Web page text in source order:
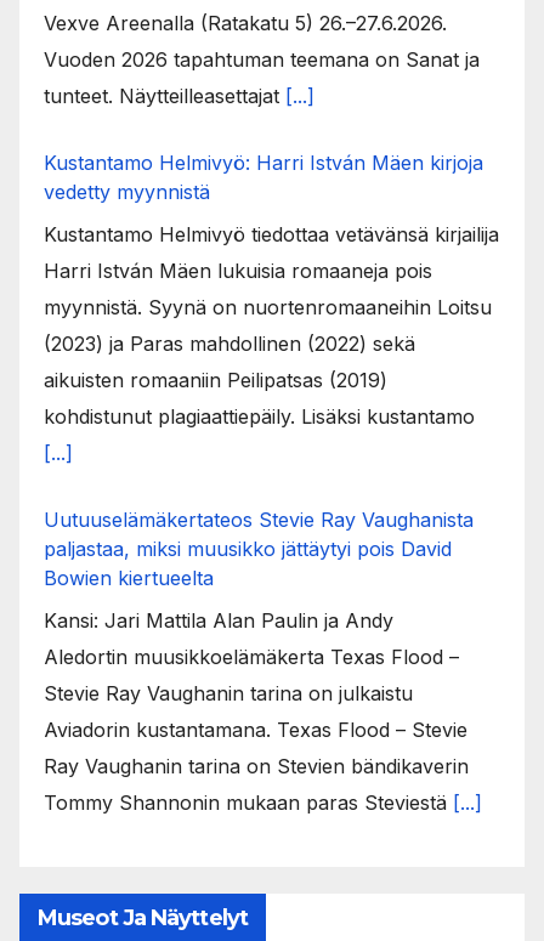
Vexve Areenalla (Ratakatu 5) 26.–27.6.2026.
Vuoden 2026 tapahtuman teemana on Sanat ja
tunteet. Näytteilleasettajat [...]
Kustantamo Helmivyö: Harri István Mäen kirjoja
vedetty myynnistä
Kustantamo Helmivyö tiedottaa vetävänsä kirjailija
Harri István Mäen lukuisia romaaneja pois
myynnistä. Syynä on nuortenromaaneihin Loitsu
(2023) ja Paras mahdollinen (2022) sekä
aikuisten romaaniin Peilipatsas (2019)
kohdistunut plagiaattiepäily. Lisäksi kustantamo
[...]
Uutuuselämäkertateos Stevie Ray Vaughanista
paljastaa, miksi muusikko jättäytyi pois David
Bowien kiertueelta
Kansi: Jari Mattila Alan Paulin ja Andy
Aledortin muusikkoelämäkerta Texas Flood –
Stevie Ray Vaughanin tarina on julkaistu
Aviadorin kustantamana. Texas Flood – Stevie
Ray Vaughanin tarina on Stevien bändikaverin
Tommy Shannonin mukaan paras Steviestä [...]
Museot Ja Näyttelyt